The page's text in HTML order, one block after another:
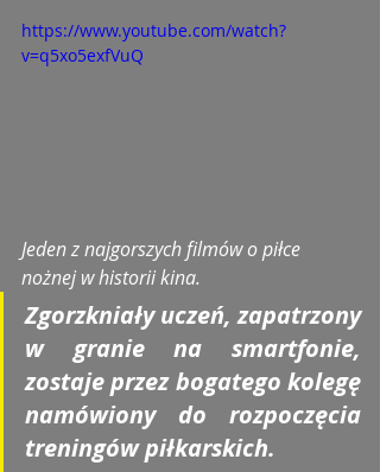
https://www.youtube.com/watch?
v=q5xo5exfVuQ
Jeden z najgorszych filmów o piłce
nożnej w historii kina.
Zgorzkniały uczeń, zapatrzony
w granie na smartfonie,
zostaje przez bogatego kolegę
namówiony do rozpoczęcia
treningów piłkarskich.